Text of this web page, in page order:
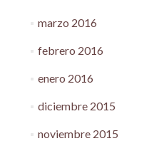
marzo 2016
febrero 2016
enero 2016
diciembre 2015
noviembre 2015